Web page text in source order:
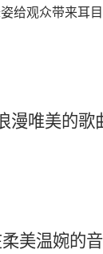
给观众带来耳
漫唯美的
美温婉的